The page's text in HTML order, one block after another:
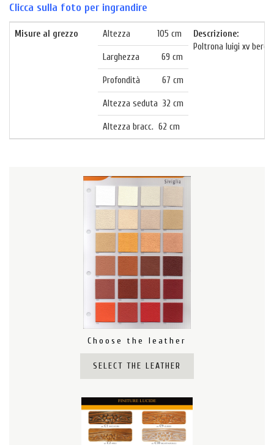
Clicca sulla foto per ingrandire
Misure al grezzo Altezza 105 cm
Descrizione:
Poltrona luigi xv
Larghezza 69 cm
Profondità 67 cm
Altezza seduta 32 cm
Altezza bracc. 62 cm
Choose the leather
SELECT THE LEATHER